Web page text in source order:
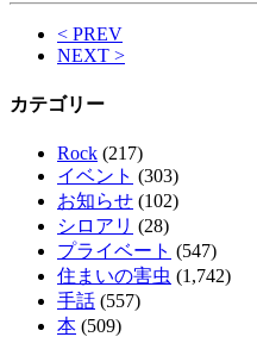
< PREV
NEXT >
カテゴリー
Rock (217)
イベント (303)
お知らせ (102)
シロアリ (28)
プライベート (547)
住まいの害虫 (1,742)
手話 (557)
本 (509)